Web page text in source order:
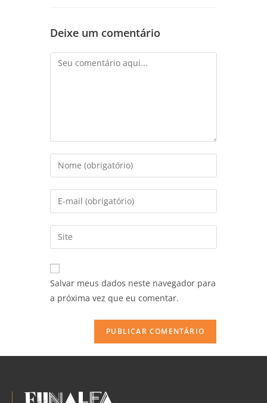
Deixe um comentário
Salvar meus dados neste navegador para
a próxima vez que eu comentar.